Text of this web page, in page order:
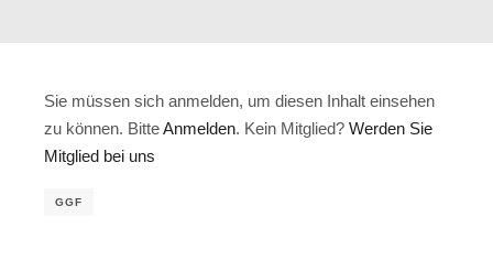
Sie müssen sich anmelden, um diesen Inhalt einsehen
zu können. BitteAnmelden. Kein Mitglied? Werden Sie
Mitglied bei uns
GGF